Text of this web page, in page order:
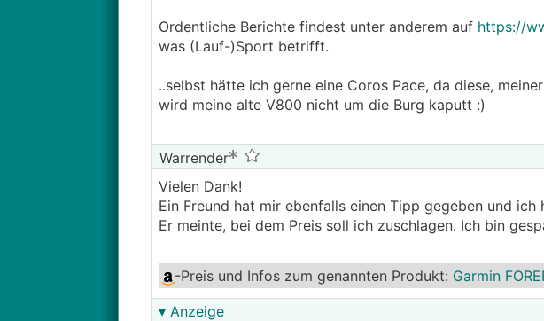
Ordentliche Berichte findest unter anderem auf https://
was (Lauf-)Sport betrifft.
..selbst hätte ich gerne eine Coros Pace, da diese,
wird meine alte V800 nicht um die Burg kaputt :)
Warrender
Vielen Dank!
Ein Freund hat mir ebenfalls einen Tipp gegeben und
Er meinte, bei dem Preis soll ich zuschlagen. Ich bin
-Preis und Infoszum genannten Produkt: Garmin
▾ Anzeige